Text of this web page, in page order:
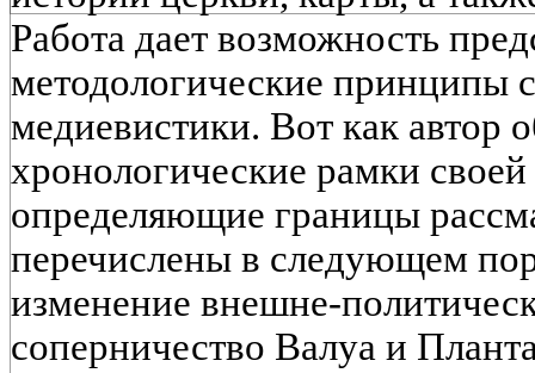
Работа дает возможность
методологические принципы
медиевистики. Вот как автор
хронологические рамки
определяющие границы
перечислены в следующем
изменение внешне-
соперничество Валуа и